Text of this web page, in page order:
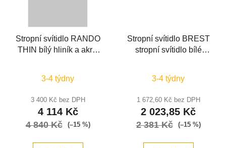
Stropní svítidlo RANDO
THIN bílý hliník a akryl
NOVA LUCE
3-4 týdny
3 400 Kč bez DPH
4 114 Kč
4 840 Kč (–15 %)
Stropní svítidlo BREST
stropní svítidlo bílé
3-4 týdny
1 672,60 Kč bez DPH
2 023,85 Kč
2 381 Kč (–15 %)